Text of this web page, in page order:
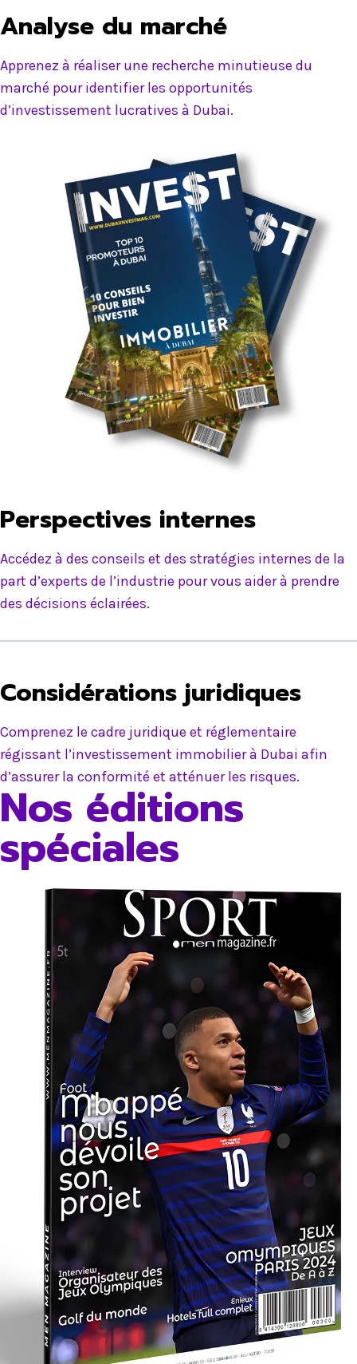
Analyse du marché
Apprenez à réaliser une recherche minutieuse du
marché pour identifier les opportunités
d’investissement lucratives à Dubai.
Perspectives internes
Accédez à des conseils et des stratégies internes de la
part d’experts de l’industrie pour vous aider à prendre
des décisions éclairées.
Considérations juridiques
Comprenez le cadre juridique et réglementaire
régissant l’investissement immobilier à Dubai afin
d’assurer la conformité et atténuer les risques.
Nos éditions
spéciales